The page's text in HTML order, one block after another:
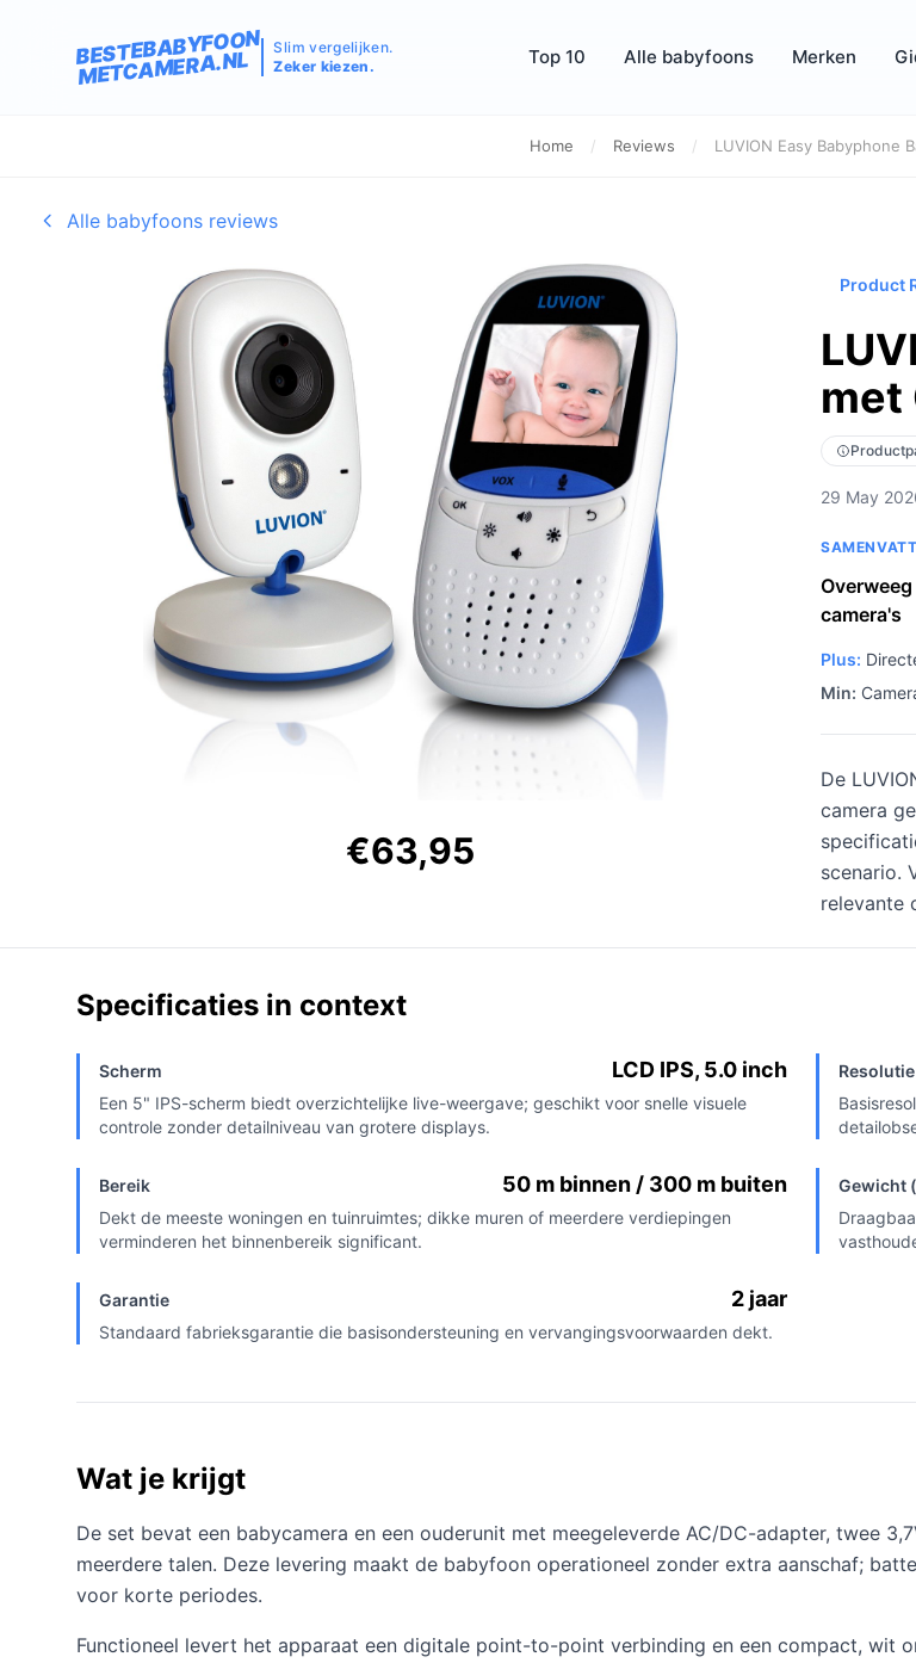
BESTEBABYFOON
METCAMERA.NL
Slim vergelijken.
Zeker kiezen.
Top 10 Alle babyfoons Merken
Home / Reviews / LUVION Easy Babyphone
Alle babyfoons reviews
€63,95
Product
met
29 May
camera's
Plus:
Min:
De
camera
scenario.
relevante
Specificaties in context
Scherm LCD IPS, 5.0 inch
Een 5" IPS-scherm biedt overzichtelijke live-weergave; geschikt voor snelle visuele
controle zonder detailniveau van grotere displays.
Resolutie
Bereik 50 m binnen / 300 m buiten
Dekt de meeste woningen en tuinruimtes; dikke muren of meerdere verdiepingen
verminderen het binnenbereik significant.
Gewicht
Garantie 2 jaar
Standaard fabrieksgarantie die basisondersteuning en vervangingsvoorwaarden dekt.
Wat je krijgt
De set bevat een babycamera en een ouderunit met meegeleverde AC/DC-adapter, twee
meerdere talen. Deze levering maakt de babyfoon operationeel zonder extra aanschaf;
voor korte periodes.
Functioneel levert het apparaat een digitale point-to-point verbinding en een compact, wit